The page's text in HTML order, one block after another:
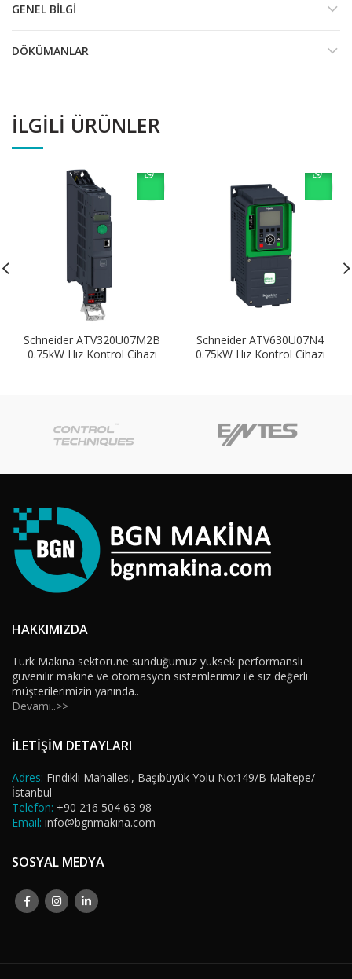
GENEL BILGI
DÖKÜMANLAR
İLGILI ÜRÜNLER
Schneider ATV320U07M2B
0.75kW Hız Kontrol Cihazı
Schneider ATV630U07N4
0.75kW Hız Kontrol Cihazı
HAKKIMIZDA
Türk Makina sektörüne sunduğumuz yüksek performanslı
güvenilir makine ve otomasyon sistemlerimiz ile siz değerli
müşterilerimizin yanında..
Devamı..>>
İLETİŞİM DETAYLARI
Adres: Fındıklı Mahallesi, Başıbüyük Yolu No:149/B Maltepe/
İstanbul
Telefon: +90 216 504 63 98
Email: info@bgnmakina.com
SOSYAL MEDYA